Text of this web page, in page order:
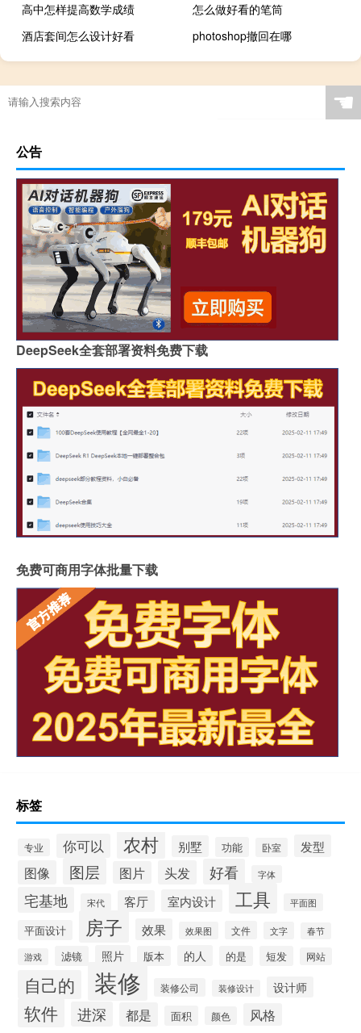
高中怎样提高数学成绩
怎么做好看的笔筒
酒店套间怎么设计好看
photoshop撤回在哪
☚
公告
DeepSeek全套部署资料免费下载
免费可商用字体批量下载
标签
专业 你可以 农村 别墅 功能 卧室 发型
图像 图层 图片 头发 好看 字体
宅基地 宋代 客厅 室内设计 工具 平面图
平面设计 房子 效果 效果图 文件 文字 春节
游戏 滤镜 照片 版本 的人 的是 短发 网站
自己的 装修 装修公司 装修设计 设计师
软件 进深 都是 面积 颜色 风格